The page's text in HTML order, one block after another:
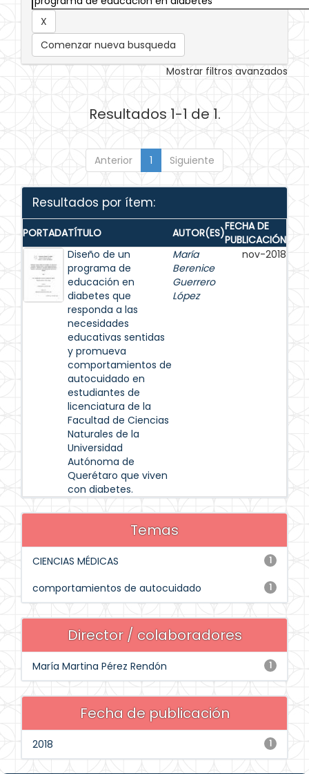
Comenzar nueva busqueda
Mostrar filtros avanzados
Resultados 1-1 de 1.
Anterior 1 Siguiente
Resultados por ítem:
PORTADATÍTULO AUTOR(ES)FECHA DE
PUBLICACIÓN
Diseño de un
programa de
educación en
diabetes que
responda a las
necesidades
educativas sentidas
y promueva
comportamientos de
autocuidado en
estudiantes de
licenciatura de la
Facultad de Ciencias
Naturales de la
Universidad
Autónoma de
Querétaro que viven
con diabetes.
María
Berenice
Guerrero
López
nov-2018
Temas
1
CIENCIAS MÉDICAS
1
comportamientos de autocuidado
Director / colaboradores
1
María Martina Pérez Rendón
Fecha de publicación
1
2018